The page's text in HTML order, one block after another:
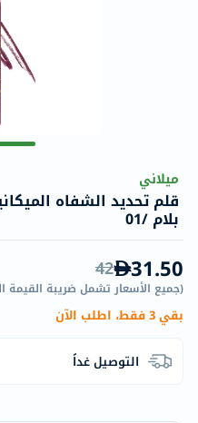
ميلاني
قلم تحديد الشفاه
بلام /01
31.50
42
(جميع الأسعار تشمل ضريبة القيمة
بقي 3 فقط، اطلب الآن
التوصيل غداً